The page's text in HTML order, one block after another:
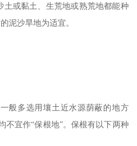
土或黏土、生荒地或熟荒地都能种
泥沙旱地为适宜。
般多选用壤土近水源荫蔽的地方
不宜作“保根地”。保根有以下两种